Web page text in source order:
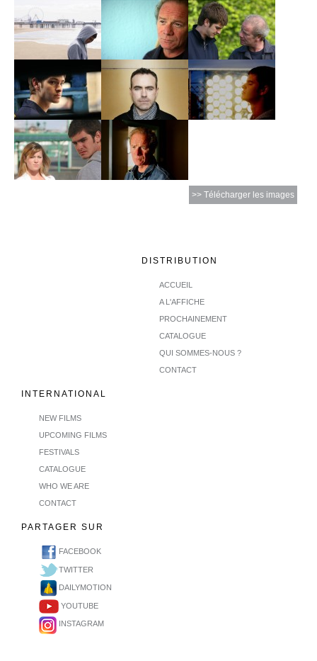
>> Télécharger les images
DISTRIBUTION
ACCUEIL
A L'AFFICHE
PROCHAINEMENT
CATALOGUE
QUI SOMMES-NOUS ?
CONTACT
INTERNATIONAL
NEW FILMS
UPCOMING FILMS
FESTIVALS
CATALOGUE
WHO WE ARE
CONTACT
PARTAGER SUR
FACEBOOK
TWITTER
DAILYMOTION
YOUTUBE
INSTAGRAM